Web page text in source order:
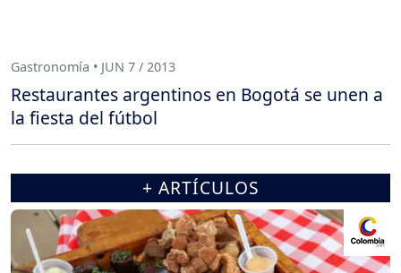
Gastronomía • JUN 7 / 2013
Restaurantes argentinos en Bogotá se unen a
la fiesta del fútbol
+ ARTÍCULOS